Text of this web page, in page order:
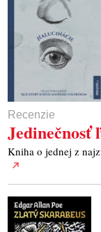
Recenzie
Jedinečnosť
Kniha o jednej z